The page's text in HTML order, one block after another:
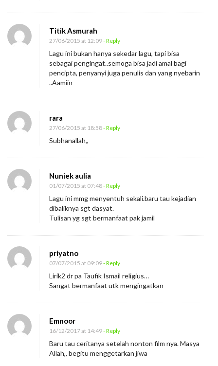
a
u
f
i
k
I
a
d
a
n
S
u
t
Y
a
a
s
i
i
n
:
Titik Asmurah
27/06/2015 at 12:09- Reply
Lagu ini bukan hanya sekedar lagu, tapi bisa
sebagai pengingat..semoga bisa jadi amal bagi
pencipta, penyanyi juga penulis dan yang nyebarin
..Aamiin
rara
27/06/2015 at 18:58- Reply
Subhanallah,,
Nuniek aulia
01/07/2015 at 07:48- Reply
Lagu ini mmg menyentuh sekali.baru tau kejadian
dibaliknya sgt dasyat.
Tulisan yg sgt bermanfaat pak jamil
priyatno
07/07/2015 at 09:09- Reply
Lirik2 dr pa Taufik Ismail religius…
Sangat bermanfaat utk mengingatkan
Emnoor
16/12/2017 at 14:49- Reply
Baru tau ceritanya setelah nonton film nya. Masya
Allah,, begitu menggetarkan jiwa